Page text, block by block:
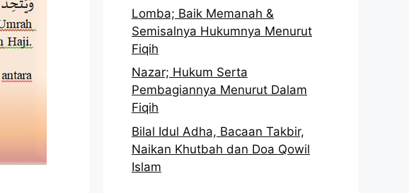
Lomba; Baik Memanah &
Semisalnya Hukumnya Menurut
Fiqih
Nazar; Hukum Serta
Pembagiannya Menurut Dalam
Fiqih
Bilal Idul Adha, Bacaan Takbir,
Naikan Khutbah dan Doa Qowil
Islam